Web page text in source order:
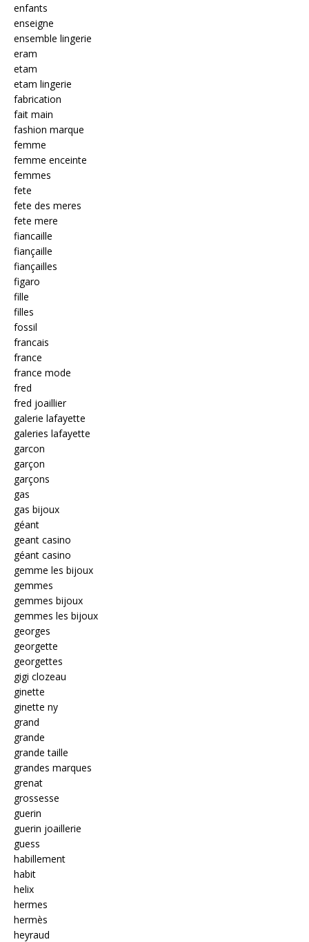
enfants
enseigne
ensemble lingerie
eram
etam
etam lingerie
fabrication
fait main
fashion marque
femme
femme enceinte
femmes
fete
fete des meres
fete mere
fiancaille
fiançaille
fiançailles
figaro
fille
filles
fossil
francais
france
france mode
fred
fred joaillier
galerie lafayette
galeries lafayette
garcon
garçon
garçons
gas
gas bijoux
géant
geant casino
géant casino
gemme les bijoux
gemmes
gemmes bijoux
gemmes les bijoux
georges
georgette
georgettes
gigi clozeau
ginette
ginette ny
grand
grande
grande taille
grandes marques
grenat
grossesse
guerin
guerin joaillerie
guess
habillement
habit
helix
hermes
hermès
heyraud